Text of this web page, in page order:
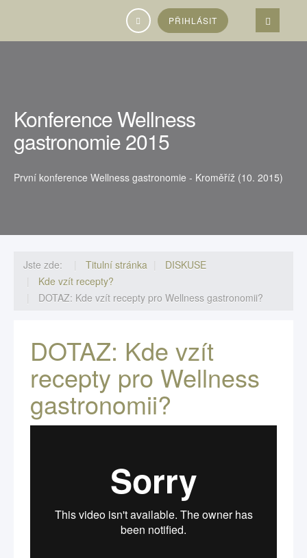
PŘIHLÁSIT
Konference Wellness
gastronomie 2015
První konference Wellness gastronomie - Kroměříž (10. 2015)
Jste zde: Titulní stránka
DISKUSE
Kde vzít recepty?
DOTAZ: Kde vzít recepty pro Wellness gastronomii?
DOTAZ: Kde vzít
recepty pro Wellness
gastronomii?